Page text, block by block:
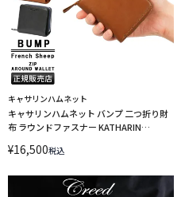
キャサリンハムネット
キャサリンハムネット バンプ 二つ折り財
布 ラウンドファスナー KATHARIN
¥16,500税込